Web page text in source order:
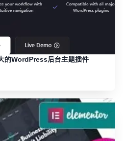
的WordPress后台主题插件